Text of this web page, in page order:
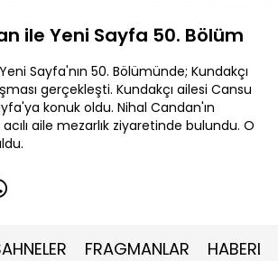
ile Yeni Sayfa 50. Bölüm
Sayfa'nın 50. Bölümünde; Kundakçı
gerçekleşti. Kundakçı ailesi Cansu
konuk oldu. Nihal Candan'ın
aile mezarlık ziyaretinde bulundu. O
FRAGMANLAR